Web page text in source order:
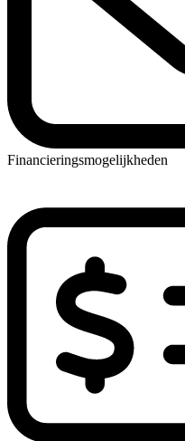
Financieringsmogelijkheden